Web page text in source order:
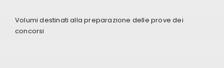
Volumi destinati alla preparazione delle prove dei
concorsi